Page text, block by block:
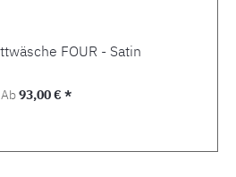
Decode Bettwäsche FOUR - Satin
Regulärer Preis:
Ab93,00 € *